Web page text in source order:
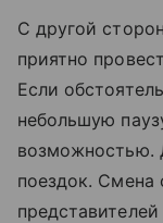
С другой
приятно
Если
небольшую
возможностью.
поездок. Смена
представителей